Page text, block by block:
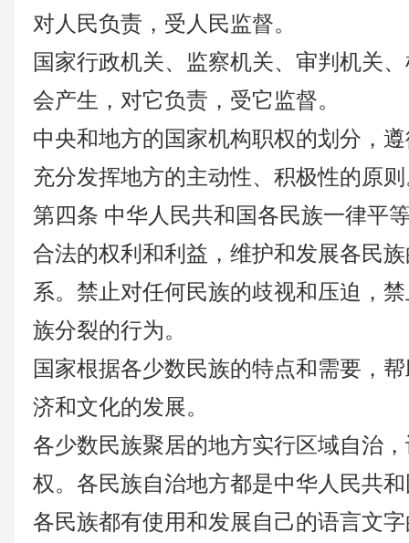
对人民负责，受人民监督。
国家行政机关、监察机关、审判机关
会产生，对它负责，受它监督。
中央和地方的国家机构职权的划分，
充分发挥地方的主动性、积极性的原
第四条 中华人民共和国各民族一律平
合法的权利和利益，维护和发展各民
系。禁止对任何民族的歧视和压迫，
族分裂的行为。
国家根据各少数民族的特点和需要，
济和文化的发展。
各少数民族聚居的地方实行区域自治
权。各民族自治地方都是中华人民共
各民族都有使用和发展自己的语言文